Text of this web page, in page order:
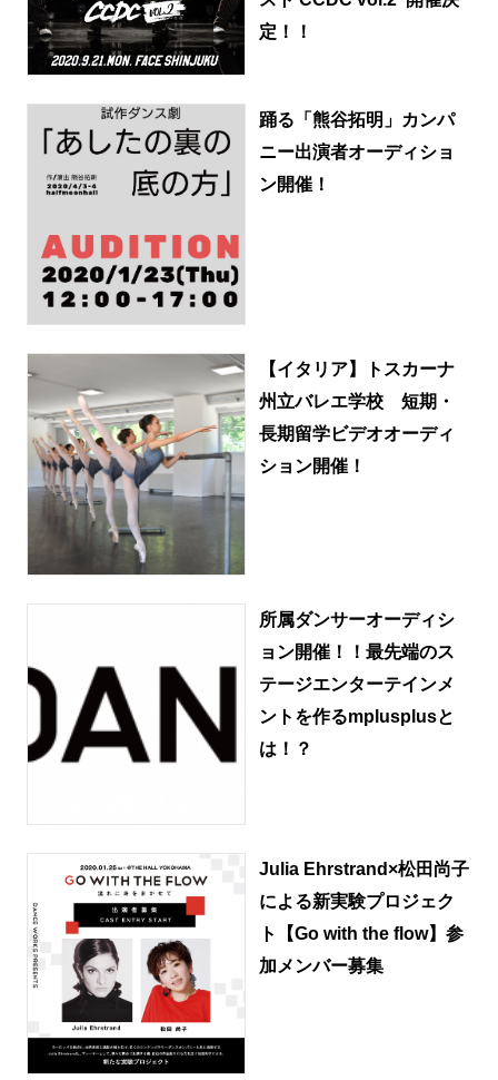
定！！
踊る「熊谷拓明」カンパ
ニー出演者オーディショ
ン開催！
【イタリア】トスカーナ
州立バレエ学校 短期・
長期留学ビデオオーディ
ション開催！
所属ダンサーオーディシ
ョン開催！！最先端のス
テージエンターテインメ
ントを作るmplusplusと
は！？
Julia Ehrstrand×松田尚子
による新実験プロジェク
ト【Go with the flow】参
加メンバー募集